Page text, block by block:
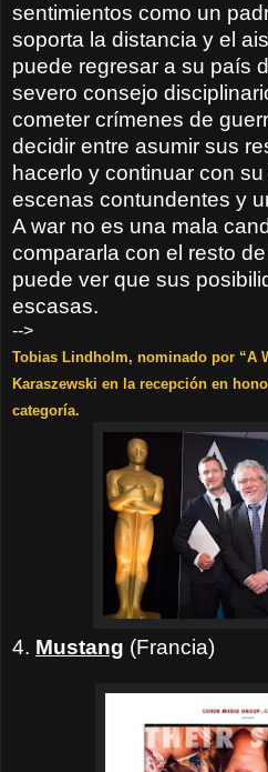
sentimientos como un
soporta la distancia y el
puede regresar a su país
severo consejo
cometer crímenes de
decidir entre asumir sus
hacerlo y continuar con
escenas contundentes y
A war no es una mala
compararla con el resto
puede ver que sus
escasas.
-->
Tobias Lindholm, nominado por “A
Karaszewski en la recepción en
categoría.
4. Mustang (Francia)